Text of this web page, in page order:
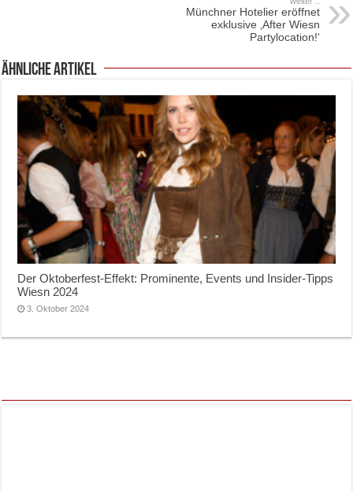
Münchner Hotelier eröffnet
exklusive ‚After Wiesn
Partylocation!‘
ähnliche Artikel
Der Oktoberfest-Effekt: Prominente, Events und Insider-Tipps
Wiesn 2024
3. Oktober 2024